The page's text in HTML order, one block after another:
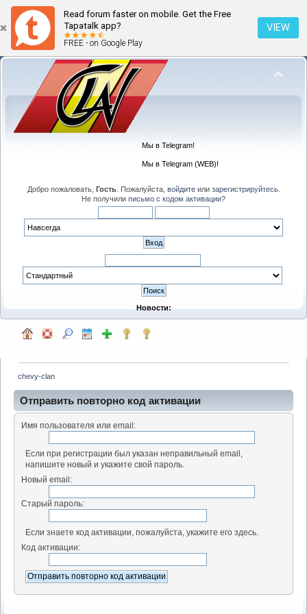
Read forum faster on mobile. Get the Free
Tapatalk app?
FREE - on Google Play
VIEW
Мы в Telegram!
Мы в Telegram (WEB)!
Добро пожаловать, Гость. Пожалуйста, войдитеили зарегистрируйтесь.
Не получили письмо с кодом активации?
Новости:
chevy-clan
Отправить повторно код активации
Имя пользователя или email:
Если при регистрации был указан неправильный email,
напишите новый и укажите свой пароль.
Новый email:
Старый пароль:
Если знаете код активации, пожалуйста, укажите его здесь.
Код активации: